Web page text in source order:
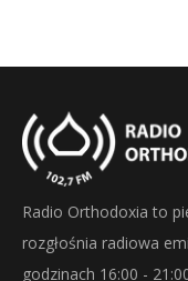
Radio Orthodoxia to
rozgłośnia radiowa
godzinach 16:00 -